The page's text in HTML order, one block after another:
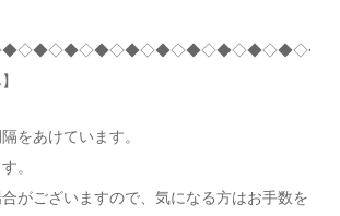
をあけています。
。
がございますので、気になる方はお手数を